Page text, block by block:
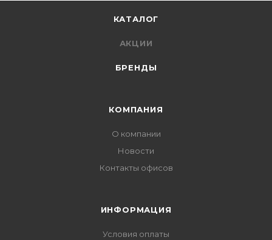
КАТАЛОГ
АКЦИИ
БРЕНДЫ
КОМПАНИЯ
О компании
Новости
Контакты офисов
ИНФОРМАЦИЯ
Условия оплаты